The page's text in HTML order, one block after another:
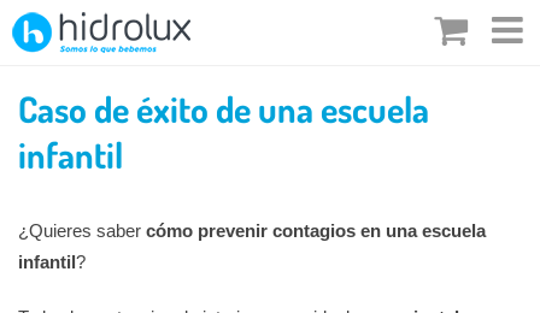
Saltar
Caso de éxito de una escuela
infantil
¿Quieres saber cómo prevenir contagios en una escuela
infantil?